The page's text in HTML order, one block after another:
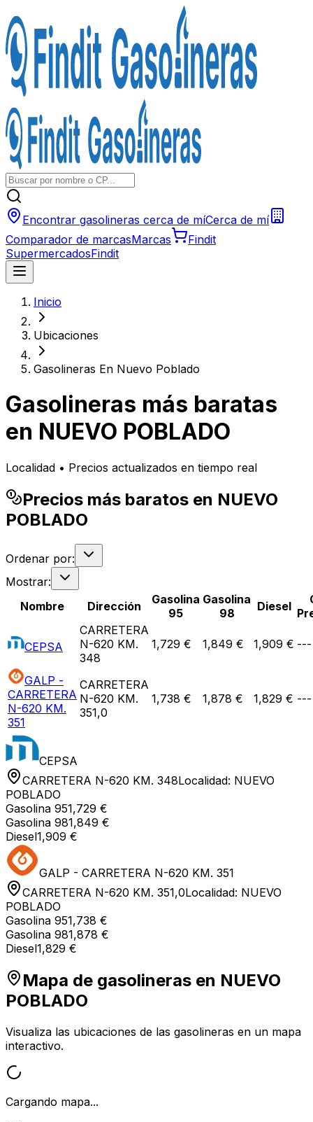
Encontrar gasolineras cerca de míCerca de mí
Comparador de marcasMarcas
Findit
SupermercadosFindit
Inicio
Ubicaciones
Gasolineras En Nuevo Poblado
Gasolineras más baratas
en NUEVO POBLADO
Localidad • Precios actualizados en tiempo real
Precios más baratos en NUEVO
POBLADO
Ordenar por:
Mostrar:
Nombre
Dirección
Gasolina
95
Gasolina
98
Diesel
CEPSA
CARRETERA
N-620 KM.
348
1,729 € 1,849 € 1,909 € ---
GALP -
CARRETERA
N-620 KM.
351
CARRETERA
N-620 KM.
351,0
1,738 € 1,878 € 1,829 € ---
CEPSA
CARRETERA N-620 KM. 348Localidad: NUEVO
POBLADO
Gasolina 951,729 €
Gasolina 981,849 €
Diesel1,909 €
GALP - CARRETERA N-620 KM. 351
CARRETERA N-620 KM. 351,0Localidad: NUEVO
POBLADO
Gasolina 951,738 €
Gasolina 981,878 €
Diesel1,829 €
Mapa de gasolineras en NUEVO
POBLADO
Visualiza las ubicaciones de las gasolineras en un mapa
interactivo.
Cargando mapa...